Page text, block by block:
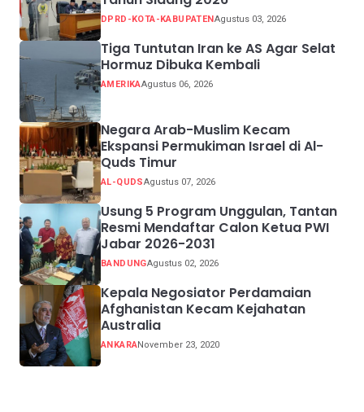
DPRD-KOTA-KABUPATENAgustus 03, 2026
Tiga Tuntutan Iran ke AS Agar Selat
Hormuz Dibuka Kembali
AMERIKAAgustus 06, 2026
Negara Arab-Muslim Kecam
Ekspansi Permukiman Israel di Al-
Quds Timur
AL-QUDSAgustus 07, 2026
Usung 5 Program Unggulan, Tantan
Resmi Mendaftar Calon Ketua PWI
Jabar 2026-2031
BANDUNGAgustus 02, 2026
Kepala Negosiator Perdamaian
Afghanistan Kecam Kejahatan
Australia
ANKARANovember 23, 2020